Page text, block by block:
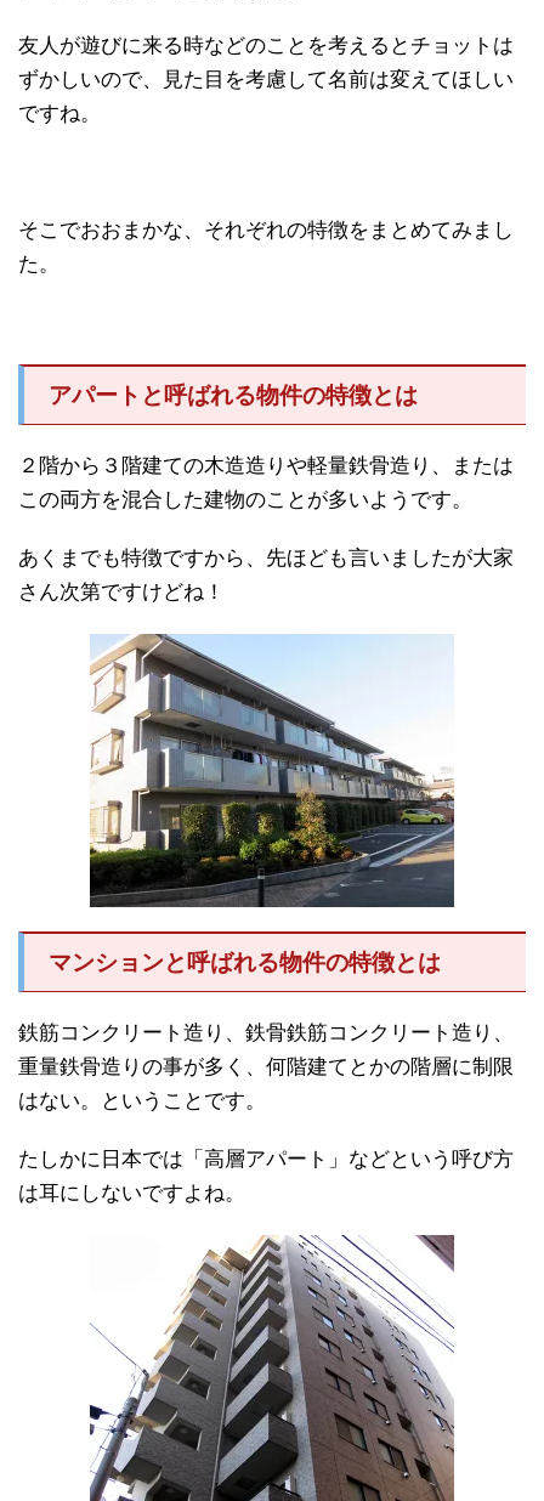
友人が遊びに来る時などのことを考えるとチョットは
ずかしいので、見た目を考慮して名前は変えてほしい
ですね。
そこでおおまかな、それぞれの特徴をまとめてみまし
た。
アパートと呼ばれる物件の特徴とは
２階から３階建ての木造造りや軽量鉄骨造り、または
この両方を混合した建物のことが多いようです。
あくまでも特徴ですから、先ほども言いましたが大家
さん次第ですけどね！
マンションと呼ばれる物件の特徴とは
鉄筋コンクリート造り、鉄骨鉄筋コンクリート造り、
重量鉄骨造りの事が多く、何階建てとかの階層に制限
はない。ということです。
たしかに日本では「高層アパート」などという呼び方
は耳にしないですよね。